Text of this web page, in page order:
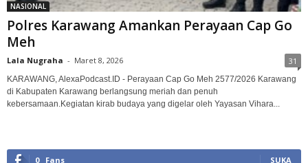
NASIONAL
Polres Karawang Amankan Perayaan Cap Go
Meh
Lala Nugraha - Maret 8, 2026 31
KARAWANG, AlexaPodcast.ID - Perayaan Cap Go Meh 2577/2026 Karawang
di Kabupaten Karawang berlangsung meriah dan penuh
kebersamaan.‎‎Kegiatan kirab budaya yang digelar oleh Yayasan Vihara...
0 Fans SUKA